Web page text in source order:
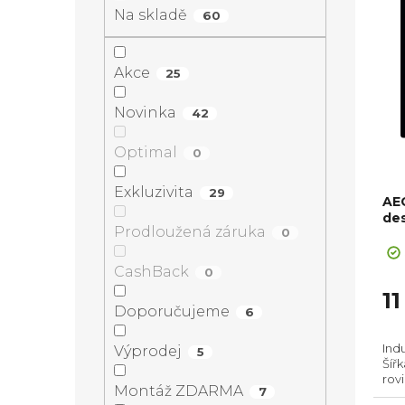
Na skladě 60
Akce 25
Novinka 42
Optimal 0
Exkluzivita 29
Prodloužená záruka 0
CashBack 0
Doporučujeme 6
Výprodej 5
Montáž ZDARMA 7
d
u
k
t
r
o
d
u